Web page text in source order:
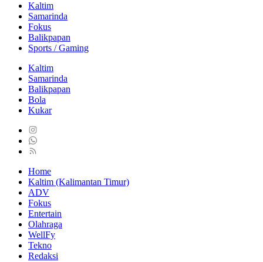
Kaltim
Samarinda
Fokus
Balikpapan
Sports / Gaming
Kaltim
Samarinda
Balikpapan
Bola
Kukar
Home
Kaltim (Kalimantan Timur)
ADV
Fokus
Entertain
Olahraga
WellFy
Tekno
Redaksi